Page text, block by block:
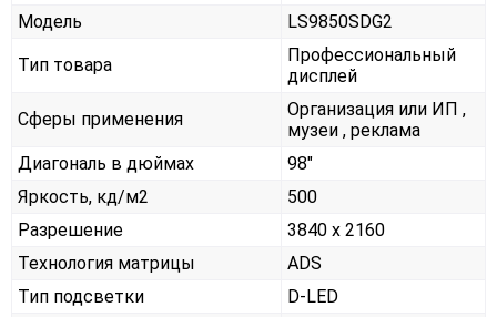
Модель
LS9850SDG2
Тип товара
Профессиональный
дисплей
Сферы применения
Организация или ИП ,
музеи , реклама
Диагональ в дюймах
98"
Яркость, кд/м2
500
Разрешение
3840 x 2160
Технология матрицы
ADS
Тип подсветки
D-LED